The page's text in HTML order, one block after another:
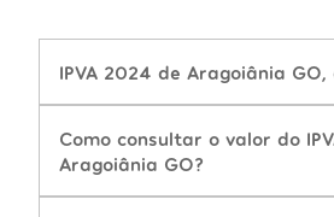
IPVA 2024 de Aragoiânia GO,
Como consultar o valor do
Aragoiânia GO?